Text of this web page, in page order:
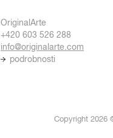
OriginalArte
+420 603 526 288
info@originalarte.com
podrobnosti
Copyright 2026